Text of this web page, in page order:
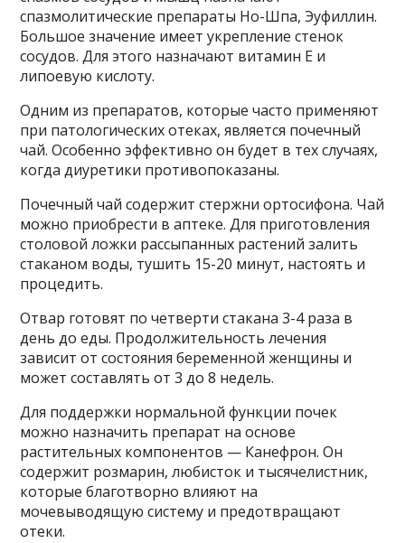
спазмолитические препараты Но-Шпа, Эуфиллин.
Большое значение имеет укрепление стенок
сосудов. Для этого назначают витамин Е и
липоевую кислоту.
Одним из препаратов, которые часто применяют
при патологических отеках, является почечный
чай. Особенно эффективно он будет в тех случаях,
когда диуретики противопоказаны.
Почечный чай содержит стержни ортосифона. Чай
можно приобрести в аптеке. Для приготовления
столовой ложки рассыпанных растений залить
стаканом воды, тушить 15-20 минут, настоять и
процедить.
Отвар готовят по четверти стакана 3-4 раза в
день до еды. Продолжительность лечения
зависит от состояния беременной женщины и
может составлять от 3 до 8 недель.
Для поддержки нормальной функции почек
можно назначить препарат на основе
растительных компонентов — Канефрон. Он
содержит розмарин, любисток и тысячелистник,
которые благотворно влияют на
мочевыводящую систему и предотвращают
отеки.